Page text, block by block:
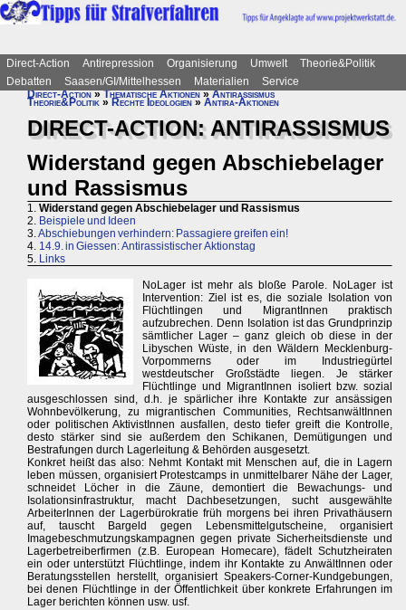
Direct-Action Antirepression Organisierung Umwelt
Theorie&Politik
Debatten
Saasen/GI/Mittelhessen Materialien
Service
Direct-Action»Thematische Aktionen»Antirassismus
Theorie&Politik » Rechte Ideologien » Antira-Aktionen
DIRECT-ACTION: ANTIRASSISMUS
Widerstand gegen Abschiebelager
und Rassismus
1. Widerstand gegen Abschiebelager und Rassismus
2. Beispiele und Ideen
3.Abschiebungen verhindern: Passagiere greifen ein!
4. 14.9. in Giessen: Antirassistischer Aktionstag
5. Links
NoLager ist mehr als bloße Parole. NoLager ist
Intervention: Ziel ist es, die soziale Isolation von
Flüchtlingen und MigrantInnen praktisch
aufzubrechen. Denn Isolation ist das Grundprinzip
sämtlicher Lager – ganz gleich ob diese in der
Libyschen Wüste, in den Wäldern Mecklenburg-
Vorpommerns oder im Industriegürtel
westdeutscher Großstädte liegen. Je stärker
Flüchtlinge und MigrantInnen isoliert bzw. sozial
ausgeschlossen sind, d.h. je spärlicher ihre Kontakte zur ansässigen
Wohnbevölkerung, zu migrantischen Communities, RechtsanwältInnen
oder politischen AktivistInnen ausfallen, desto tiefer greift die Kontrolle,
desto stärker sind sie außerdem den Schikanen, Demütigungen und
Bestrafungen durch Lagerleitung & Behörden ausgesetzt.
Konkret heißt das also: Nehmt Kontakt mit Menschen auf, die in Lagern
leben müssen, organisiert Protestcamps in unmittelbarer Nähe der Lager,
schneidet Löcher in die Zäune, demontiert die Bewachungs- und
Isolationsinfrastruktur, macht Dachbesetzungen, sucht ausgewählte
ArbeiterInnen der Lagerbürokratie früh morgens bei ihren Privathäusern
auf, tauscht Bargeld gegen Lebensmittelgutscheine, organisiert
Imagebeschmutzungskampagnen gegen private Sicherheitsdienste und
Lagerbetreiberfirmen (z.B. European Homecare), fädelt Schutzheiraten
ein oder unterstützt Flüchtlinge, indem ihr Kontakte zu AnwältInnen oder
Beratungsstellen herstellt, organisiert Speakers-Corner-Kundgebungen,
bei denen Flüchtlinge in der Öffentlichkeit über konkrete Erfahrungen im
Lager berichten können usw. usf.